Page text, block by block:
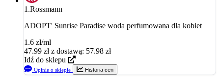
1.Rossmann
ADOPT' Sunrise Paradise woda perfumowana dla kobiet
1.6 zł/ml
47.99 zł z dostawą: 57.98 zł
Idź do sklepu
Opinie o sklepie Historia cen